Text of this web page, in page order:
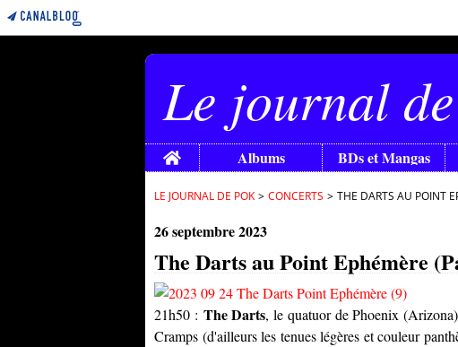
Le journal
Home Albums BDs et Mangas
LE JOURNAL DE POK > CONCERTS > THE DARTS AU POINT
26 septembre 2023
The Darts au Point Ephémère
21h50 : The Darts, le quatuor de Phoenix
Cramps (d'ailleurs les tenues légères et couleur